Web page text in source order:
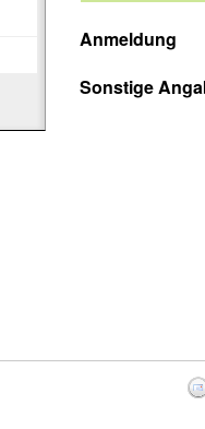
Anmeldung
Sonstige